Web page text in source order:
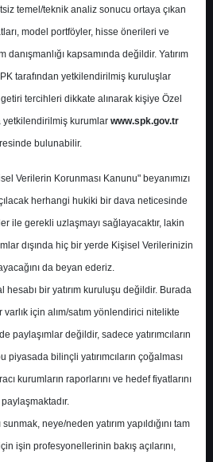
MAVİ GİYİM SANAYİ VE
TİCARET A.Ş.
47.40 ₺
%0.00
0
62,61 ₺
%60.79
temel/teknik analiz sonucu ortaya çıkan
model portföyler, hisse önerileri ve
danışmanlığı kapsamında değildir. Yatırım
tarafından yetkilendirilmiş kuruluşlar
tercihleri dikkate alınarak kişiye Özel
yetkilendirilmiş kurumlar www.spk.gov.tr
bulunabilir.
Verilerin Korunması Kanunu" beyanımızı
herhangi hukiki bir dava neticesinde
ile gerekli uzlaşmayı sağlayacaktır, lakin
dışında hiç bir yerde Kişisel Verilerinizin
da beyan ederiz.
hesabı bir yatırım kuruluşu değildir. Burada
için alım/satım yönlendirici nitelikte
paylaşımlar değildir, sadece yatırımcıların
bilinçli yatırımcıların çoğalması
kurumların raporlarını ve hedef fiyatlarını
paylaşmaktadır.
neye/neden yatırım yapıldığını tam
işin profesyonellerinin bakış açılarını,